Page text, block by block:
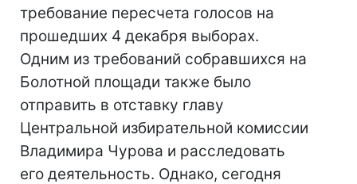
требование пересчета голосов на
прошедших 4 декабря выборах.
Одним из требований собравшихся на
Болотной площади также было
отправить в отставку главу
Центральной избирательной комиссии
Владимира Чурова и расследовать
его деятельность. Однако, сегодня